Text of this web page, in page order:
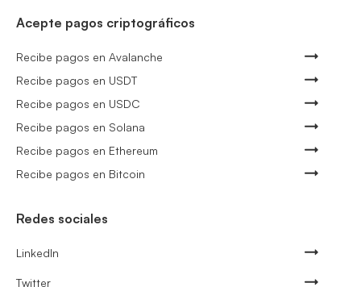
Acepte pagos criptográficos
Recibe pagos en Avalanche
Recibe pagos en USDT
Recibe pagos en USDC
Recibe pagos en Solana
Recibe pagos en Ethereum
Recibe pagos en Bitcoin
Redes sociales
LinkedIn
Twitter